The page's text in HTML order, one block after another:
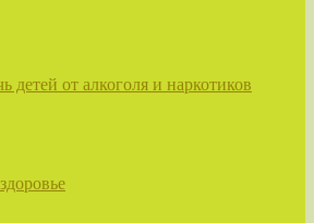
детей от алкоголя и наркотиков